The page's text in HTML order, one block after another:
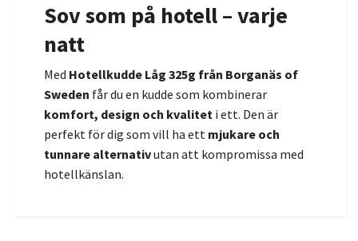
Sov som på hotell – varje
natt
Med Hotellkudde Låg 325g från Borganäs of
Sweden får du en kudde som kombinerar
komfort, design och kvalitet i ett. Den är
perfekt för dig som vill ha ett mjukare och
tunnare alternativutan att kompromissa med
hotellkänslan.